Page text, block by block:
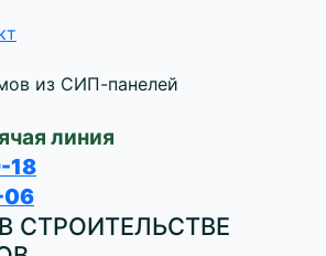
из СИП-панелей
линия
18
06
СТРОИТЕЛЬСТВЕ